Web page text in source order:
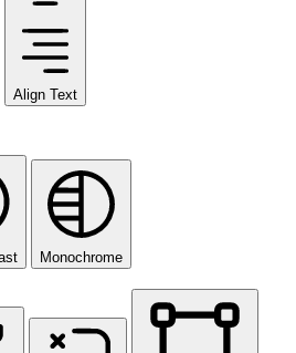
Align Text
Monochrome